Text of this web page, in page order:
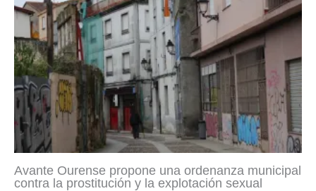
Avante Ourense propone una ordenanza municipal
contra la prostitución y la explotación sexual